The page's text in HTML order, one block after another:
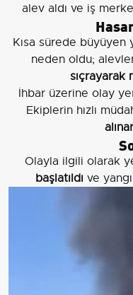
alev aldı ve iş
Kısa sürede
neden oldu;
sıçrayarak
İhbar üzerine olay
Ekiplerin hızlı
Olayla ilgili olarak
başlatıldı ve